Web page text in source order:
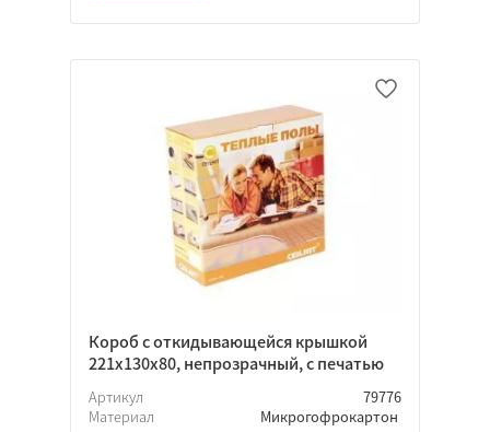
Короб с откидывающейся крышкой
221х130х80, непрозрачный, с печатью
Артикул
79776
Материал
Микрогофрокартон